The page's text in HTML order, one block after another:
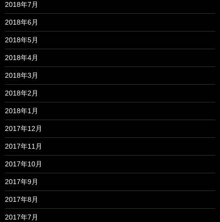
2018年7月
2018年6月
2018年5月
2018年4月
2018年3月
2018年2月
2018年1月
2017年12月
2017年11月
2017年10月
2017年9月
2017年8月
2017年7月